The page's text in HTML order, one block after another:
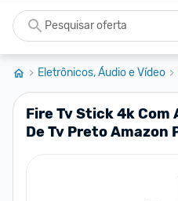
Eletrônicos, Áudio e Vídeo
Fire Tv Stick 4k Com
De Tv Preto Amazon